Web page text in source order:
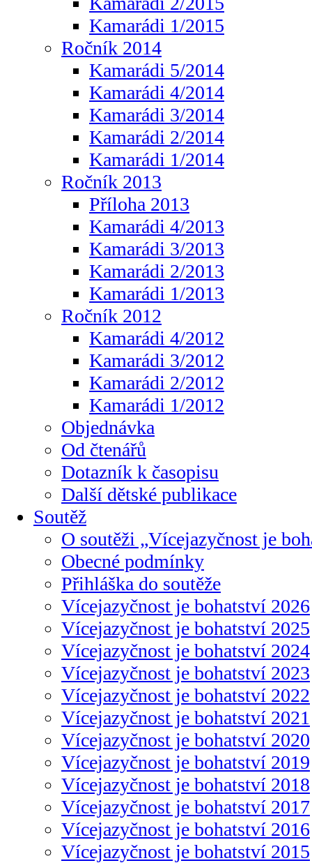
Kamarádi 1/2015
Ročník 2014
Kamarádi 5/2014
Kamarádi 4/2014
Kamarádi 3/2014
Kamarádi 2/2014
Kamarádi 1/2014
Ročník 2013
Příloha 2013
Kamarádi 4/2013
Kamarádi 3/2013
Kamarádi 2/2013
Kamarádi 1/2013
Ročník 2012
Kamarádi 4/2012
Kamarádi 3/2012
Kamarádi 2/2012
Kamarádi 1/2012
Objednávka
Od čtenářů
Dotazník k časopisu
Další dětské publikace
Soutěž
O soutěži „Vícejazyčnost je
Obecné podmínky
Přihláška do soutěže
Vícejazyčnost je bohatství 2026
Vícejazyčnost je bohatství 2025
Vícejazyčnost je bohatství 2024
Vícejazyčnost je bohatství 2023
Vícejazyčnost je bohatství 2022
Vícejazyčnost je bohatství 2021
Vícejazyčnost je bohatství 2020
Vícejazyčnost je bohatství 2019
Vícejazyčnost je bohatství 2018
Vícejazyčnost je bohatství 2017
Vícejazyčnost je bohatství 2016
Vícejazyčnost je bohatství 2015